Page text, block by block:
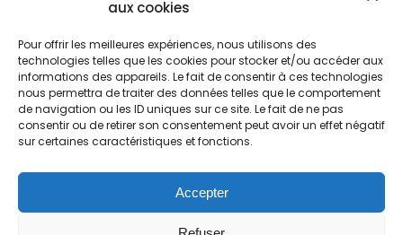
aux cookies
Pour offrir les meilleures expériences, nous utilisons des
technologies telles que les cookies pour stocker et/ou accéder aux
informations des appareils. Le fait de consentir à ces technologies
nous permettra de traiter des données telles que le comportement
de navigation ou les ID uniques sur ce site. Le fait de ne pas
consentir ou de retirer son consentement peut avoir un effet négatif
sur certaines caractéristiques et fonctions.
Accepter